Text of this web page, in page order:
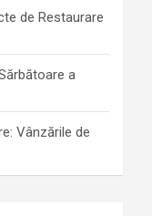
de Restaurare
a
Vânzările de